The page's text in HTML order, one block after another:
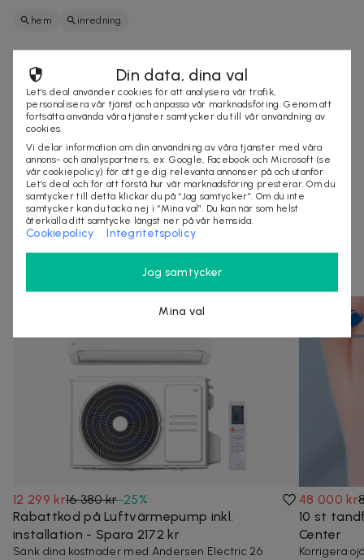
hem inredning
Säljes av
www.personalizedgiftsnow.com
Organisationsnummer:5964245
KÖP
Andra som kollat på dealen ovan tittar även
på
12 299 kr16 380 kr-25%
Rabattkod på Luftvärmepump inkl.
installation - Spara 2172 kr
Sänk dina kostnader med Andersen Electric 26
48 000 kr
10 st
Center
Korrigera
Din data, dina val
Let’s deal använder cookies för att analysera vår trafik,
personalisera vår tjänst och anpassa vår marknadsföring. Genom att
fortsätta använda våra tjänster samtycker du till vår användning av
cookies.
Vi delar information om din användning av våra tjänster med våra
annons- och analyspartners, ex. Google, Facebook och Microsoft (se
vår cookiepolicy) för att ge dig relevanta annonser på och utanför
Let’s deal och för att förstå hur vår marknadsföring presterar. Om du
samtycker till detta klickar du på “Jag samtycker”. Om du inte
samtycker kan du tacka nej i “Mina val”. Du kan när som helst
återkalla ditt samtycke längst ner på vår hemsida.
Cookiepolicy Integritetspolicy
Jag samtycker
Mina val